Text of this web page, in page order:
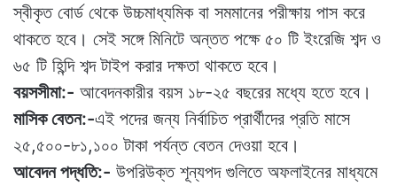
স্বীকৃত বোর্ড থেকে উচ্চমাধ্যমিক বা সমমানের পরীক্ষায় পাস করে
থাকতে হবে। সেই সঙ্গে মিনিটে অন্তত পক্ষে ৫০ টি ইংরেজি শব্দ ও
৬৫ টি হিন্দি শব্দ টাইপ করার দক্ষতা থাকতে হবে।
বয়সসীমা:- আবেদনকারীর বয়স ১৮-২৫ বছরের মধ্যে হতে হবে।
মাসিক বেতন:-এই পদের জন্য নির্বাচিত প্রার্থীদের প্রতি মাসে
২৫,৫০০-৮১,১০০ টাকা পর্যন্ত বেতন দেওয়া হবে।
আবেদন পদ্ধতি:- উপরিউক্ত শূন্যপদ গুলিতে অফলাইনের মাধ্যমে